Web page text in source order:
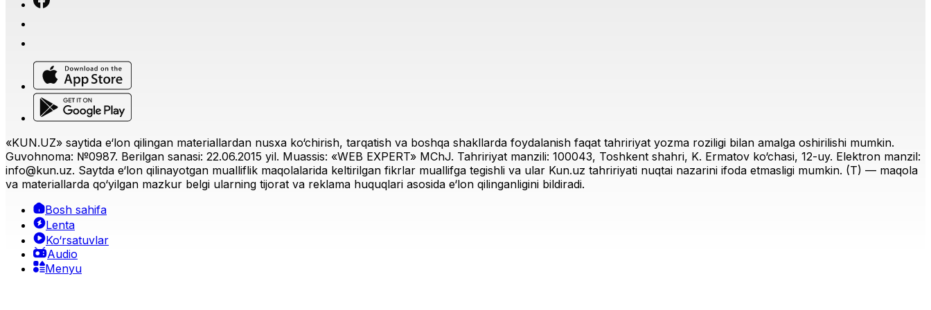
«KUN.UZ» saytida e‘lon qilingan materiallardan nusxa ko‘chirish, tarqatish va boshqa shakllarda foydalanish faqat tahririyat yozma roziligi bilan amalga oshirilishi mumkin.
Guvohnoma: №0987. Berilgan sanasi: 22.06.2015 yil. Muassis: «WEB EXPERT» MChJ. Tahririyat manzili: 100043, Toshkent shahri, K. Ermatov ko‘chasi, 12-uy. Elektron manzil:
info@kun.uz. Saytda e‘lon qilinayotgan mualliflik maqolalarida keltirilgan fikrlar muallifga tegishli va ular Kun.uz tahririyati nuqtai nazarini ifoda etmasligi mumkin. (T) — maqola
va materiallarda qo‘yilgan mazkur belgi ularning tijorat va reklama huquqlari asosida e‘lon qilinganligini bildiradi.
Bosh sahifa
Lenta
Ko‘rsatuvlar
Audio
Menyu